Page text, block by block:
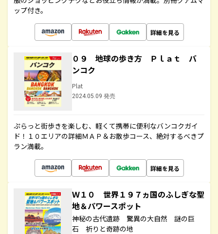
ップ付き。
詳細を見る
０９ 地球の歩き方 Ｐｌａｔ バ
ンコク
Plat
2024.05.09 発売
ぷらっと街歩きを楽しむ、軽くて携帯に便利なバンコクガイ
ド！１０エリアの詳細ＭＡＰ＆お散歩コース、絶対するべきプ
ラン満載。
詳細を見る
Ｗ１０ 世界１９７ヵ国のふしぎな聖
地＆パワースポット
神秘の古代遺跡 驚異の大自然 謎の巨
石 祈りと奇跡の地